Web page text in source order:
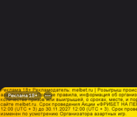
Реклама 18+